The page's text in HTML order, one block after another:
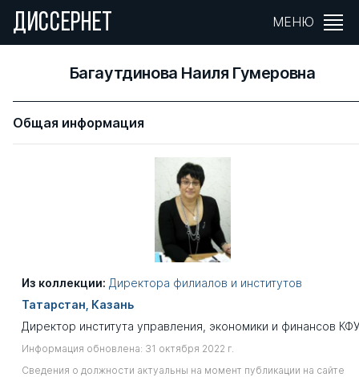
ДИССЕРНЕТ МЕНЮ
Багаутдинова Наиля Гумеровна
Общая информация
Из коллекции: Директора филиалов и институтов
Татарстан, Казань
Директор института управления, экономики и финансов
Информация обновлена: 31 октября 2022 г.
Сведения о должности актуальны на момент публикации на сайте